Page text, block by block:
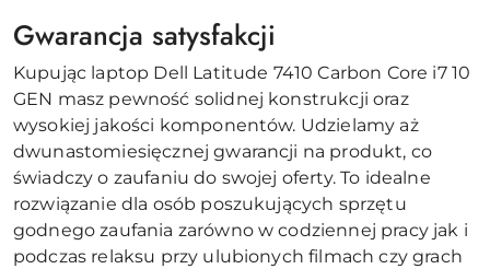
Gwarancja satysfakcji
Kupując laptop Dell Latitude 7410 Carbon Core i7 10
GEN masz pewność solidnej konstrukcji oraz
wysokiej jakości komponentów. Udzielamy aż
dwunastomiesięcznej gwarancji na produkt, co
świadczy o zaufaniu do swojej oferty. To idealne
rozwiązanie dla osób poszukujących sprzętu
godnego zaufania zarówno w codziennej pracy jak i
podczas relaksu przy ulubionych filmach czy grach